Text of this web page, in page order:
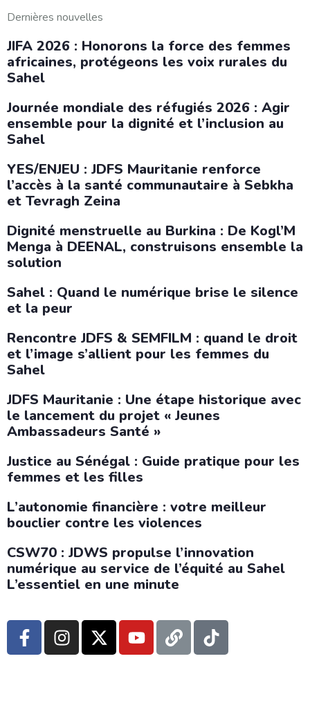
Dernières nouvelles
JIFA 2026 : Honorons la force des femmes
africaines, protégeons les voix rurales du
Sahel
Journée mondiale des réfugiés 2026 : Agir
ensemble pour la dignité et l’inclusion au
Sahel
YES/ENJEU : JDFS Mauritanie renforce
l’accès à la santé communautaire à Sebkha
et Tevragh Zeina
Dignité menstruelle au Burkina : De Kogl’M
Menga à DEENAL, construisons ensemble la
solution
Sahel : Quand le numérique brise le silence
et la peur
Rencontre JDFS & SEMFILM : quand le droit
et l’image s’allient pour les femmes du
Sahel
JDFS Mauritanie : Une étape historique avec
le lancement du projet « Jeunes
Ambassadeurs Santé »
Justice au Sénégal : Guide pratique pour les
femmes et les filles
L’autonomie financière : votre meilleur
bouclier contre les violences
CSW70 : JDWS propulse l’innovation
numérique au service de l’équité au Sahel
L’essentiel en une minute